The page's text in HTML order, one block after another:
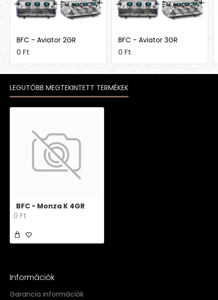
BFC - Aviator 2GR
0 Ft
BFC - Aviator 3GR
0 Ft
LEGUTÓBB MEGTEKINTETT TERMÉKEK
BFC - Monza K 4GR
0 Ft
Információk
Garancia információk